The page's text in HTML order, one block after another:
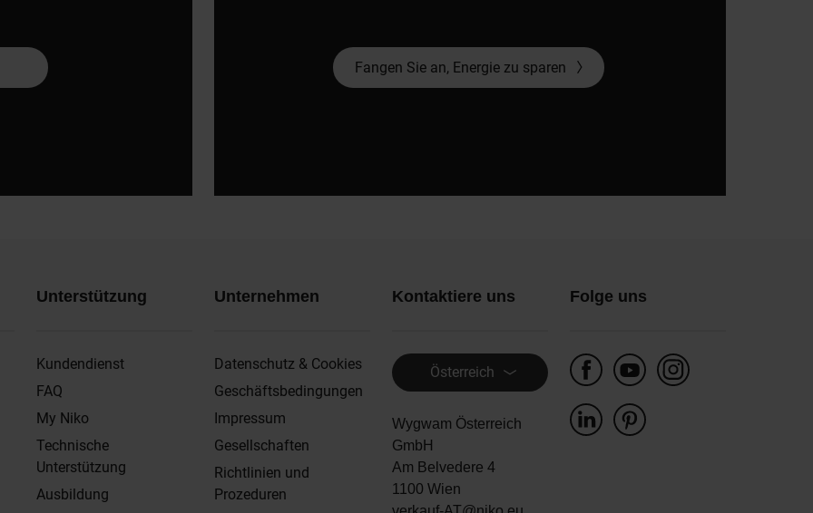
Fangen Sie an, Energie zu sparen
Unterstützung
Kundendienst
FAQ
My Niko
Technische
Unterstützung
Ausbildung
Unternehmen
Datenschutz & Cookies
Geschäftsbedingungen
Impressum
Gesellschaften
Richtlinien und
Prozeduren
Kontaktiere uns
Österreich
Wygwam Österreich
GmbH
Am Belvedere 4
1100 Wien
Folge uns